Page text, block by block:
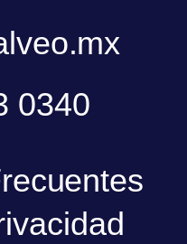
0340